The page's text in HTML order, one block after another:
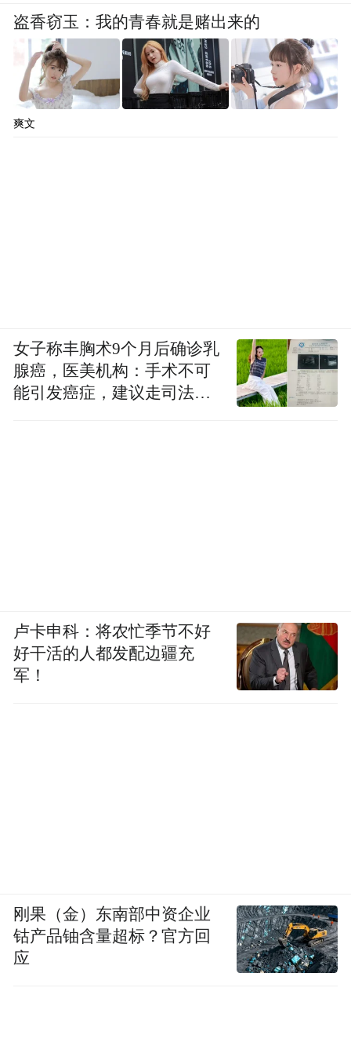
盗香窃玉：我的青春就是赌出来的
爽文
女子称丰胸术9个月后确诊乳
腺癌，医美机构：手术不可
能引发癌症，建议走司法途
卢卡申科：将农忙季节不好
好干活的人都发配边疆充
军！
刚果（金）东南部中资企业
钴产品铀含量超标？官方回
应